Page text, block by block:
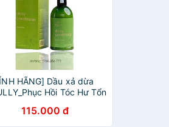
HÃNG] Dầu xả dừa
Hồi Tóc Hư Tổn
115.000 đ